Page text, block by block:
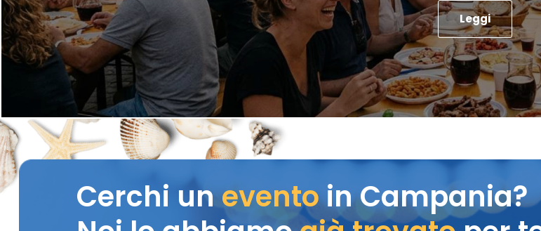
Leggi
Cerchi uneventoin Campania?